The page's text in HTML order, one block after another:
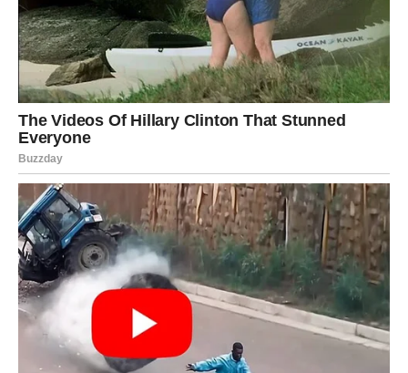
Napredak kroz trud i samopouzdanje.
DJEVICA
Poruka sudbine
Neke brige uskoro ostaju iza vas.
Šta vam donosi džjotiš?
Rješenja koja dolaze onda kada ih najmanje očekujete.